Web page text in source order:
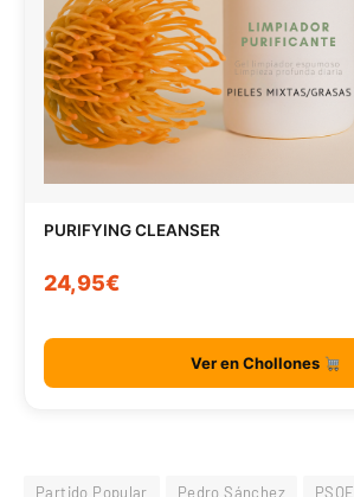
PURIFYING CLEANSER
24,95€
Ver en Chollones
Partido Popular Pedro Sánchez PSOE